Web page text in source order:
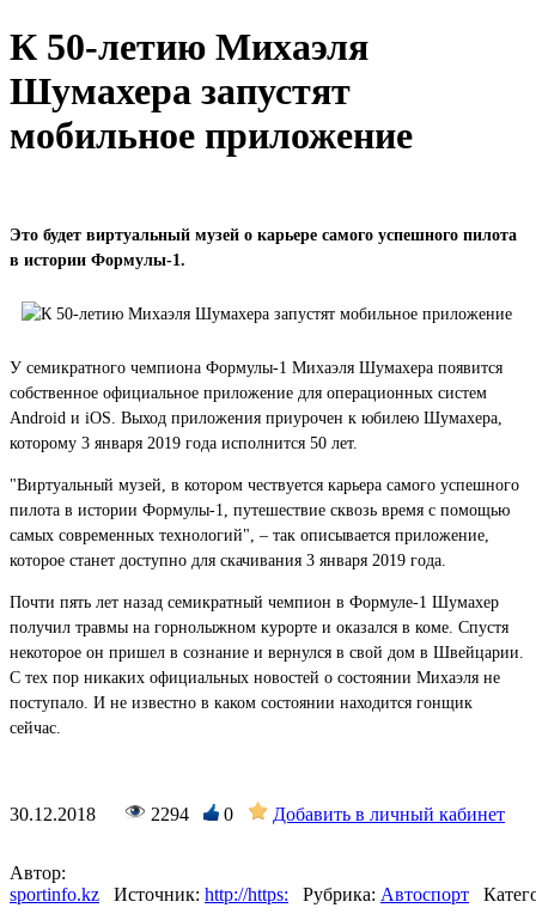
К 50-летию Михаэля
Шумахера запустят
мобильное приложение
Это будет виртуальный музей о карьере самого успешного пилота
в истории Формулы-1.
У семикратного чемпиона Формулы-1 Михаэля Шумахера появится
собственное официальное приложение для операционных систем
Android и iOS. Выход приложения приурочен к юбилею Шумахера,
которому 3 января 2019 года исполнится 50 лет.
"Виртуальный музей, в котором чествуется карьера самого успешного
пилота в истории Формулы-1, путешествие сквозь время с помощью
самых современных технологий", – так описывается приложение,
которое станет доступно для скачивания 3 января 2019 года.
Почти пять лет назад семикратный чемпион в Формуле-1 Шумахер
получил травмы на горнолыжном курорте и оказался в коме. Спустя
некоторое он пришел в сознание и вернулся в свой дом в Швейцарии.
С тех пор никаких официальных новостей о состоянии Михаэля не
поступало. И не известно в каком состоянии находится гонщик
сейчас.
30.12.2018 2294 0 Добавить в личный кабинет
Автор:
sportinfo.kz
Источник: http://https: Рубрика: Автоспорт